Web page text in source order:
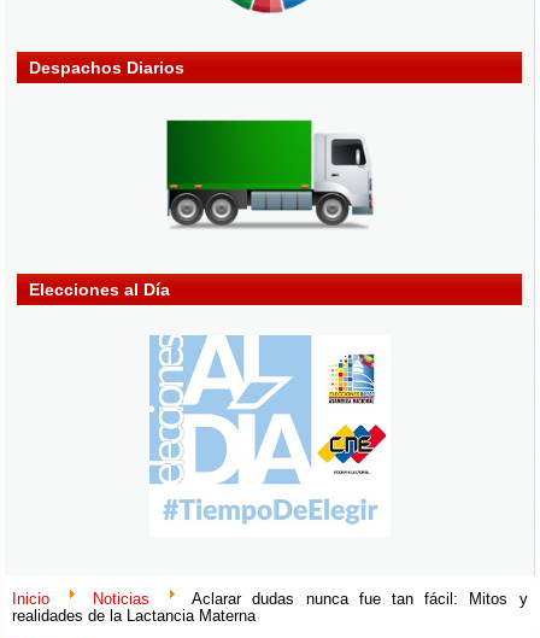
Despachos Diarios
Elecciones al Día
Inicio Noticias
Aclarar dudas nunca fue tan fácil: Mitos y
realidades de la Lactancia Materna